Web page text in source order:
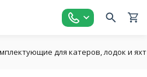
для катеров, лодок и яхт